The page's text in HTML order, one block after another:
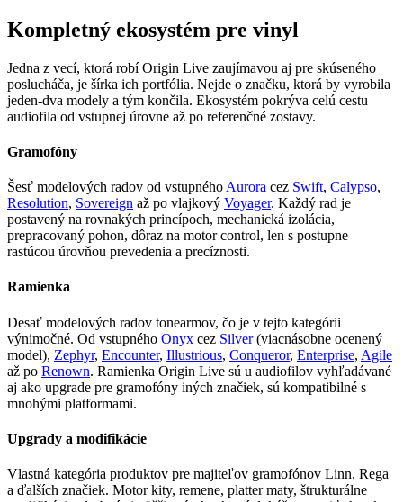
Kompletný ekosystém pre vinyl
Jedna z vecí, ktorá robí Origin Live zaujímavou aj pre skúseného
poslucháča, je šírka ich portfólia. Nejde o značku, ktorá by vyrobila
jeden-dva modely a tým končila. Ekosystém pokrýva celú cestu
audiofila od vstupnej úrovne až po referenčné zostavy.
Gramofóny
Šesť modelových radov od vstupného Aurora cez Swift, Calypso,
Resolution, Sovereign až po vlajkový Voyager. Každý rad je
postavený na rovnakých princípoch, mechanická izolácia,
prepracovaný pohon, dôraz na motor control, len s postupne
rastúcou úrovňou prevedenia a precíznosti.
Ramienka
Desať modelových radov tonearmov, čo je v tejto kategórii
výnimočné. Od vstupného Onyx cez Silver(viacnásobne ocenený
model), Zephyr, Encounter, Illustrious, Conqueror, Enterprise, Agile
až po Renown. Ramienka Origin Live sú u audiofilov vyhľadávané
aj ako upgrade pre gramofóny iných značiek, sú kompatibilné s
mnohými platformami.
Upgrady a modifikácie
Vlastná kategória produktov pre majiteľov gramofónov Linn, Rega
a ďalších značiek. Motor kity, remene, platter maty, štrukturálne